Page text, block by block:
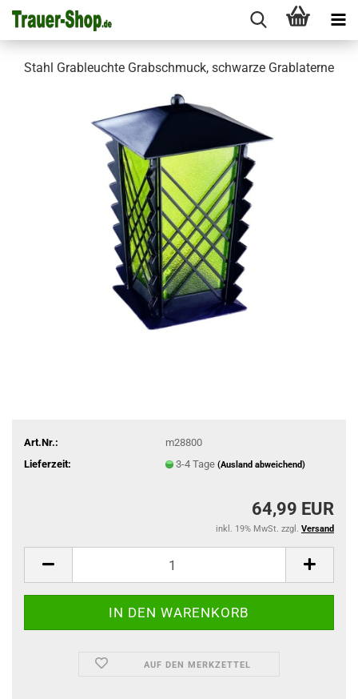
Stahl Grableuchte Grabschmuck, schwarze Grablaterne
Art.Nr.:
m28800
Lieferzeit:
3-4 Tage (Ausland abweichend)
64,99 EUR
inkl. 19% MwSt. zzgl. Versand
AUF DEN MERKZETTEL